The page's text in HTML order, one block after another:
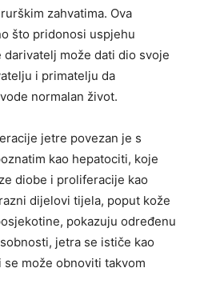
zahvatima. Ova
što pridonosi uspjehu
može dati dio svoje
i primatelju da
normalan život.
jetre povezan je s
kao hepatociti, koje
diobe i proliferacije kao
dijelovi tijela, poput kože
pokazuju određenu
jetra se ističe kao
može obnoviti takvom